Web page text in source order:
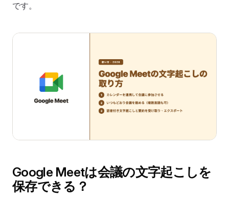
です。
Google Meetは会議の文字起こしを
保存できる？